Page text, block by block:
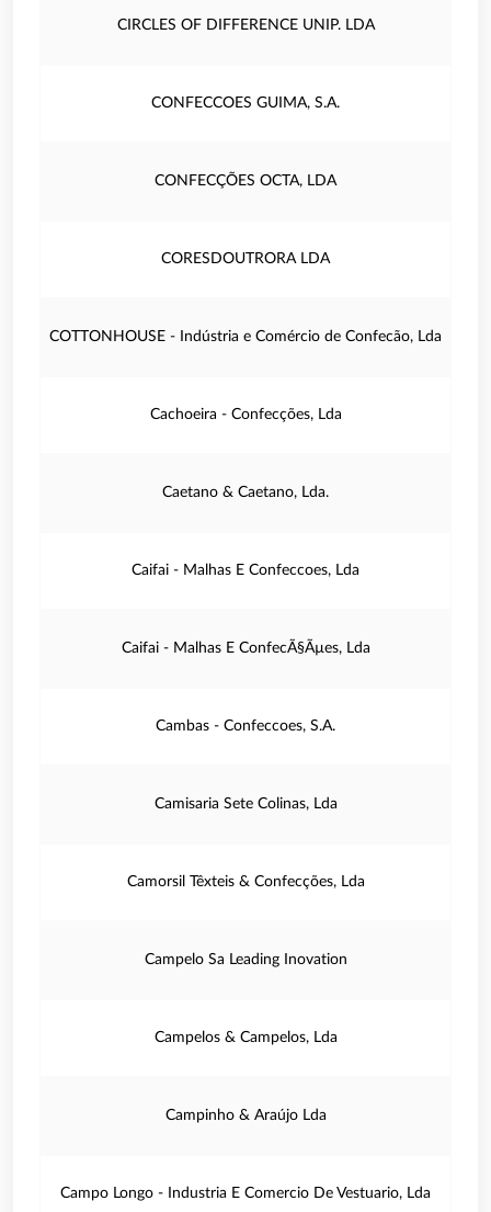
CIRCLES OF DIFFERENCE UNIP. LDA
CONFECCOES GUIMA, S.A.
CONFECÇÕES OCTA, LDA
CORESDOUTRORA LDA
COTTONHOUSE - Indústria e Comércio de Confecão, Lda
Cachoeira - Confecções, Lda
Caetano & Caetano, Lda.
Caifai - Malhas E Confeccoes, Lda
Caifai - Malhas E ConfecÃ§Ãµes, Lda
Cambas - Confeccoes, S.A.
Camisaria Sete Colinas, Lda
Camorsil Têxteis & Confecções, Lda
Campelo Sa Leading Inovation
Campelos & Campelos, Lda
Campinho & Araújo Lda
Campo Longo - Industria E Comercio De Vestuario, Lda